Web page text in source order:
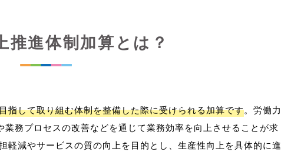
推進体制加算とは？
指して取り組む体制を整備した際に受けられる加算です。労働力
務プロセスの改善などを通じて業務効率を向上させることが求
軽減やサービスの質の向上を目的とし、生産性向上を具体的に進